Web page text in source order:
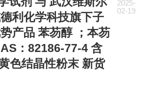
利化学科技旗下子
产品 苯芴醇 ；本芴
：82186-77-4 含
色结晶性粉末 新货
2025-
02-19